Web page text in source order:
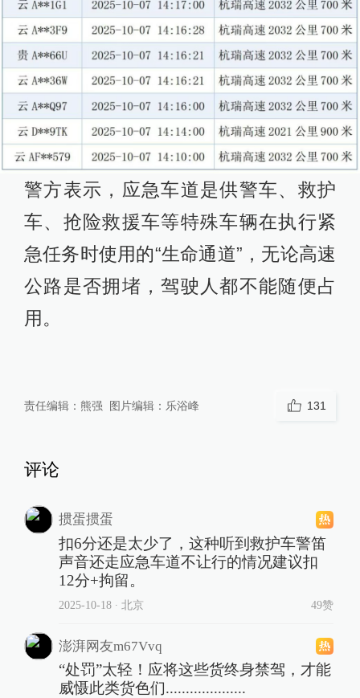
警方表示，应急车道是供警车、救护
车、抢险救援车等特殊车辆在执行紧
急任务时使用的“生命通道”，无论高速
公路是否拥堵，驾驶人都不能随便占
用。
责任编辑： 熊强 图片编辑： 乐浴峰 131
评论
掼蛋掼蛋
扣6分还是太少了，这种听到救护车警笛
声音还走应急车道不让行的情况建议扣
12分+拘留。
2025-10-18∙ 北京 49赞
澎湃网友m67Vvq
“处罚”太轻！应将这些货终身禁驾，才能
威慑此类货色们....................